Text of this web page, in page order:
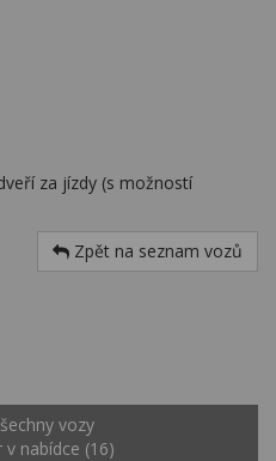
za jízdy (s možností
Zpět na seznam vozů
vozy
v nabídce (16)